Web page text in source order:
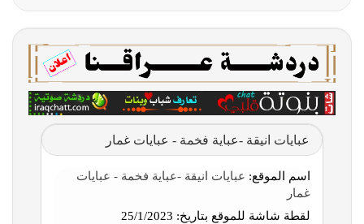
عبايات انيقة -عباية فخمة - عبايات غمار
اسم الموقع: عبايات انيقة -عباية فخمة - عبايات
غمار
لقطة شاشة للموقع بتاريخ: